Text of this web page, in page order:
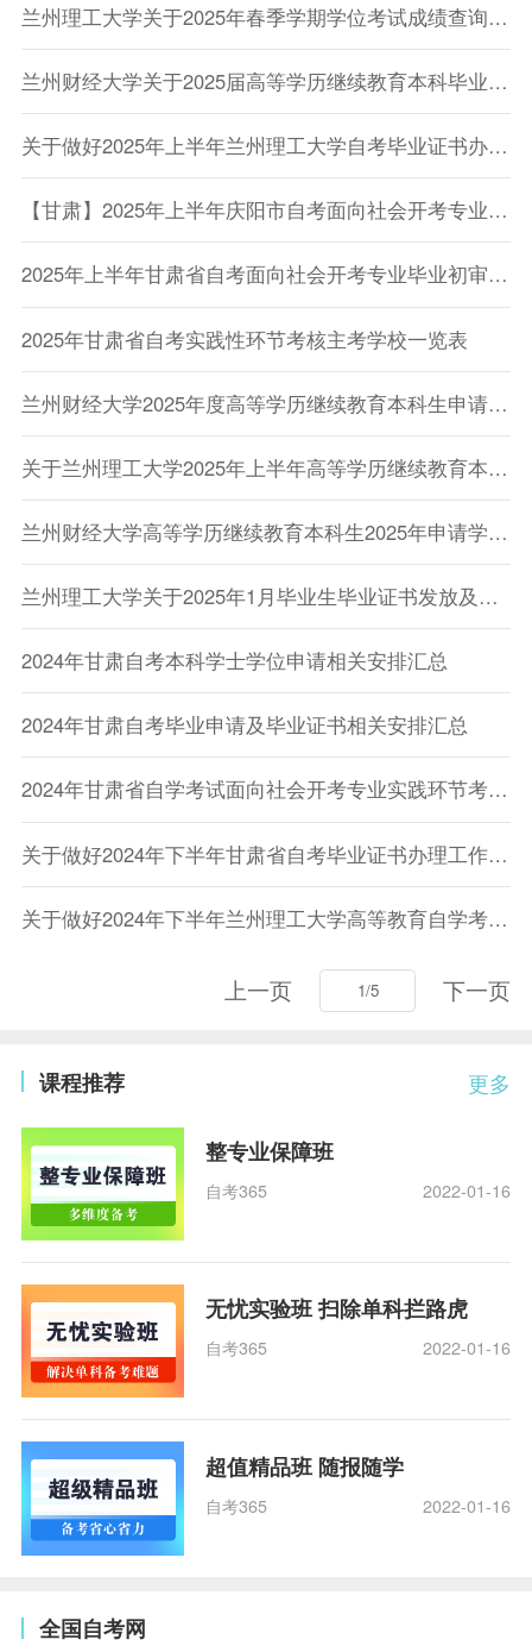
兰州理工大学关于2025年春季学期学位考试成绩查询的通知
兰州财经大学关于2025届高等学历继续教育本科毕业生申请学士学位的通知
关于做好2025年上半年兰州理工大学自考毕业证书办理工作的通知
【甘肃】2025年上半年庆阳市自考面向社会开考专业毕业初审公告
2025年上半年甘肃省自考面向社会开考专业毕业初审公告
2025年甘肃省自考实践性环节考核主考学校一览表
兰州财经大学2025年度高等学历继续教育本科生申请学士学位专业课考试安排的通知
关于兰州理工大学2025年上半年高等学历继续教育本科毕业生申请学士学位课程考试报名的通知
兰州财经大学高等学历继续教育本科生2025年申请学士学位专业课考试报名的通知
兰州理工大学关于2025年1月毕业生毕业证书发放及相关工作安排的通知
2024年甘肃自考本科学士学位申请相关安排汇总
2024年甘肃自考毕业申请及毕业证书相关安排汇总
2024年甘肃省自学考试面向社会开考专业实践环节考核成绩汇总
关于做好2024年下半年甘肃省自考毕业证书办理工作的通知
关于做好2024年下半年兰州理工大学高等教育自学考试毕业证书办理工作的通知
上一页 下一页
更多
课程推荐
整专业保障班
自考365 2022-01-16
无忧实验班 扫除单科拦路虎
自考365 2022-01-16
超值精品班 随报随学
自考365 2022-01-16
全国自考网